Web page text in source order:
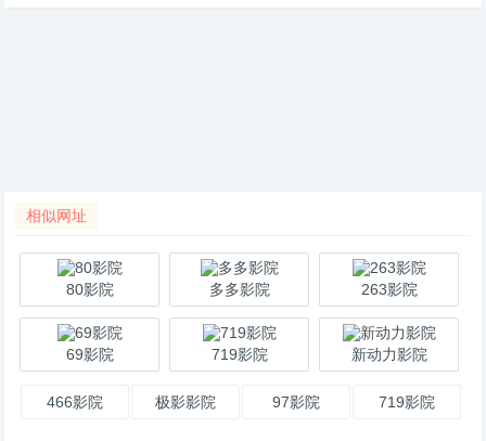
相似网址
80影院 多多影院 263影院
69影院 719影院 新动力影院
466影院 极影影院 97影院 719影院